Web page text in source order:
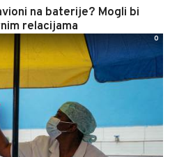
na baterije? Mogli bi
relacijama
0